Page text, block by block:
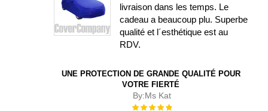
livraison dans les temps. Le
cadeau a beaucoup plu. Superbe
qualité et l´esthétique est au
RDV.
UNE PROTECTION DE GRANDE QUALITÉ POUR
VOTRE FIERTÉ
By:Ms Kat
Évaluation :